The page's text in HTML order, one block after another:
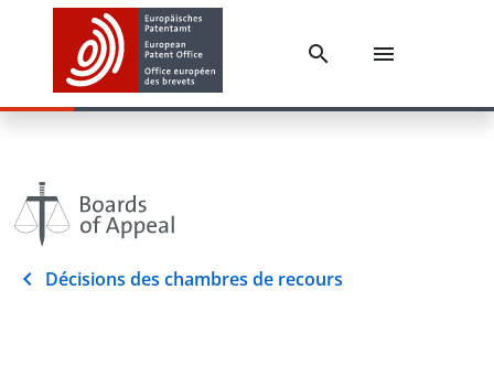
Décisions des chambres de recours